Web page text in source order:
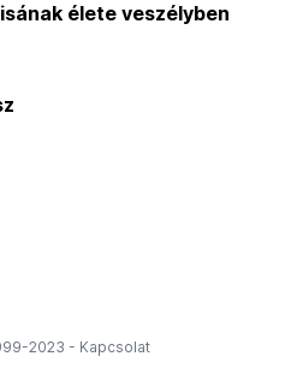
élete veszélyben
2023 - Kapcsolat